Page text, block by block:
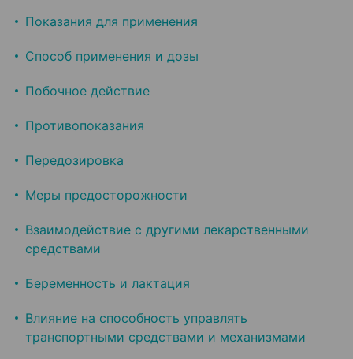
Показания для применения
Способ применения и дозы
Побочное действие
Противопоказания
Передозировка
Меры предосторожности
Взаимодействие с другими лекарственными
средствами
Беременность и лактация
Влияние на способность управлять
транспортными средствами и механизмами